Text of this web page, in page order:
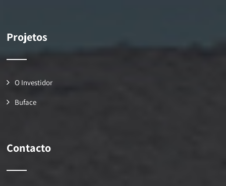
Projetos
O Investidor
Buface
Contacto